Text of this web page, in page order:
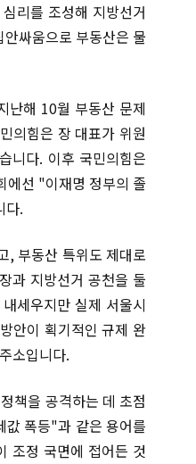
리를 조성해 지방선거
싸움으로 부동산은 물
난해 10월 부동산 문제
의힘은 장 대표가 위원
니다. 이후 국민의힘은
에선 "이재명 정부의 졸
다.
, 부동산 특위도 제대로
과 지방선거 공천을 둘
세우지만 실제 서울시
안이 획기적인 규제 완
소입니다.
책을 공격하는 데 초점
폭등"과 같은 용어를
조정 국면에 접어든 것